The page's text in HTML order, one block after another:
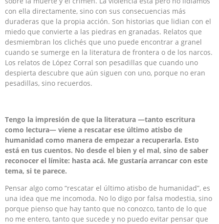
con ella directamente, sino con sus consecuencias más
duraderas que la propia acción. Son historias que lidian con el
miedo que convierte a las piedras en granadas. Relatos que
desmiembran los clichés que uno puede encontrar a granel
cuando se sumerge en la literatura de frontera o de los narcos.
Los relatos de López Corral son pesadillas que cuando uno
despierta descubre que aún siguen con uno, porque no eran
pesadillas, sino recuerdos.
Tengo la impresión de que la literatura —tanto escritura
como lectura— viene a rescatar ese último atisbo de
humanidad como manera de empezar a recuperarla. Esto
está en tus cuentos. No desde el bien y el mal, sino de saber
reconocer el límite: hasta acá. Me gustaría arrancar con este
tema, si te parece.
Pensar algo como “rescatar el último atisbo de humanidad”, es
una idea que me incomoda. No lo digo por falsa modestia, sino
porque pienso que hay tanto que no conozco, tanto de lo que
no me entero, tanto que sucede y no puedo evitar pensar que